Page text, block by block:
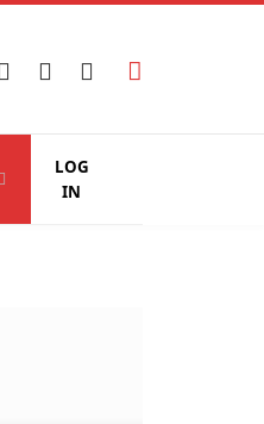
Instagram
YouTubeLinkedIn
LOG
IN